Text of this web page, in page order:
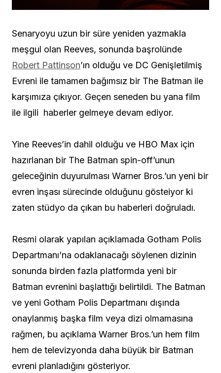
Senaryoyu uzun bir süre yeniden yazmakla
meşgul olan Reeves, sonunda başrolünde
Robert Pattinson’ın olduğu ve DC Genişletilmiş
Evreni ile tamamen bağımsız bir The Batman ile
karşımıza çıkıyor. Geçen seneden bu yana film
ile ilgili haberler gelmeye devam ediyor.
Yine Reeves’in dahil olduğu ve HBO Max için
hazırlanan bir The Batman spin-off’unun
geleceğinin duyurulması Warner Bros.’un yeni bir
evren inşası sürecinde olduğunu gösteiyor ki
zaten stüdyo da çıkan bu haberleri doğruladı.
Resmi olarak yapılan açıklamada Gotham Polis
Departmanı’na odaklanacağı söylenen dizinin
sonunda birden fazla platformda yeni bir
Batman evrenini başlattığı belirtildi. The Batman
ve yeni Gotham Polis Departmanı dışında
onaylanmış başka film veya dizi olmamasına
rağmen, bu açıklama Warner Bros.’un hem film
hem de televizyonda daha büyük bir Batman
evreni planladığını gösteriyor.